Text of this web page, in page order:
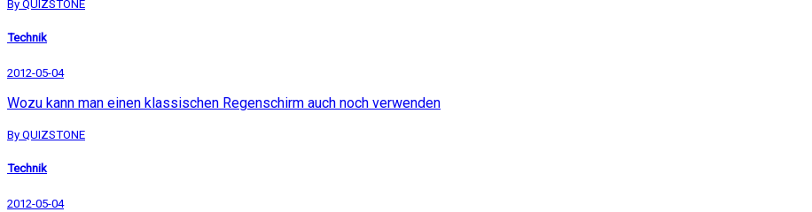
By QUIZSTONE
Technik
2012-05-04
Wozu kann man einen klassischen Regenschirm auch noch verwenden
By QUIZSTONE
Technik
2012-05-04